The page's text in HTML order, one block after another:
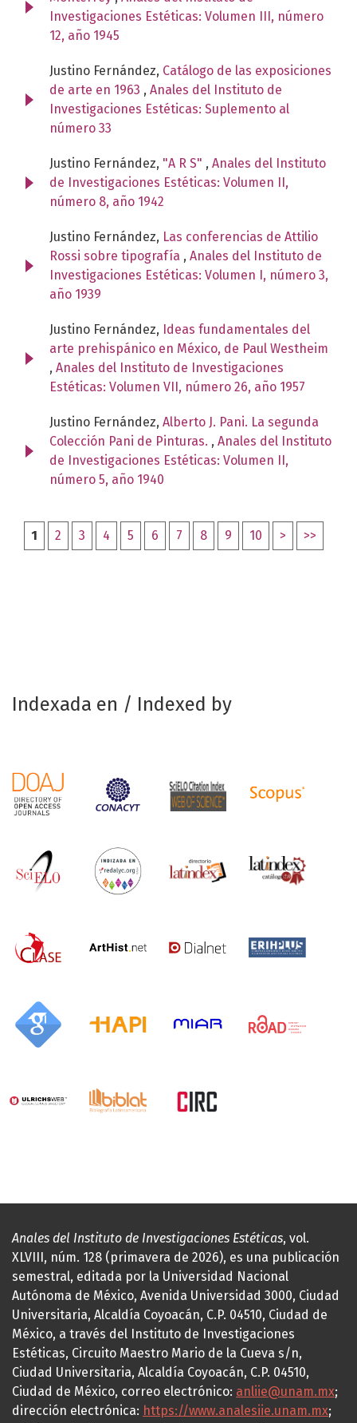
Investigaciones Estéticas: Volumen III, número
12, año 1945
Justino Fernández, Catálogo de las exposiciones
de arte en 1963 , Anales del Instituto de
Investigaciones Estéticas: Suplemento al
número 33
Justino Fernández, "A R S" , Anales del Instituto
de Investigaciones Estéticas: Volumen II,
número 8, año 1942
Justino Fernández, Las conferencias de Attilio
Rossi sobre tipografía , Anales del Instituto de
Investigaciones Estéticas: Volumen I, número 3,
año 1939
Justino Fernández, Ideas fundamentales del
arte prehispánico en México, de Paul Westheim
, Anales del Instituto de Investigaciones
Estéticas: Volumen VII, número 26, año 1957
Justino Fernández, Alberto J. Pani. La segunda
Colección Pani de Pinturas. , Anales del Instituto
de Investigaciones Estéticas: Volumen II,
número 5, año 1940
1 2 3 4 5 6 7 8 9 10 > >>
Indexada en / Indexed by
Anales del Instituto de Investigaciones Estéticas, vol.
XLVIII, núm. 128 (primavera de 2026), es una publicación
semestral, editada por la Universidad Nacional
Autónoma de México, Avenida Universidad 3000, Ciudad
Universitaria, Alcaldía Coyoacán, C.P. 04510, Ciudad de
México, a través del Instituto de Investigaciones
Estéticas, Circuito Maestro Mario de la Cueva s/n,
Ciudad Universitaria, Alcaldía Coyoacán, C.P. 04510,
Ciudad de México, correo electrónico: anliie@unam.mx;
dirección electrónica: https://www.analesiie.unam.mx;